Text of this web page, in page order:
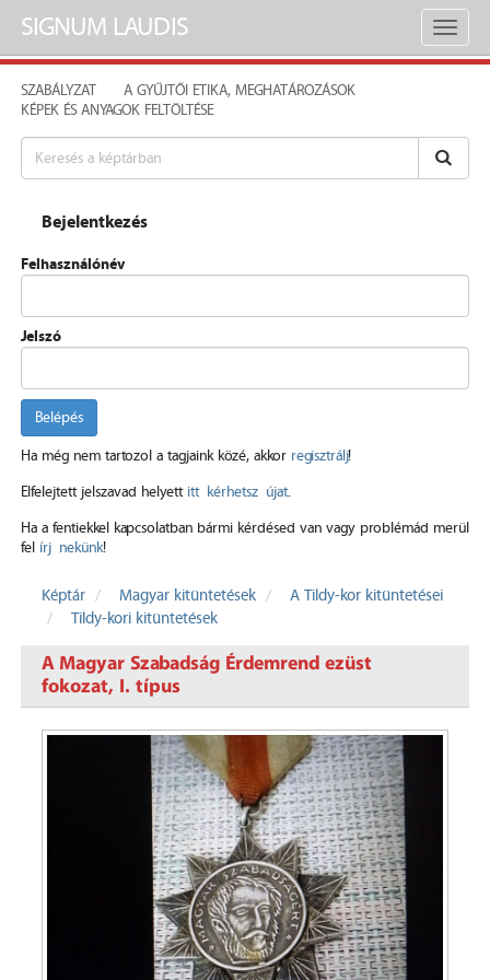
Toggle
SIGNUM LAUDIS
SZABÁLYZAT
A GYŰJTŐI ETIKA, MEGHATÁROZÁSOK
KÉPEK ÉS ANYAGOK FELTÖLTÉSE
Bejelentkezés
Felhasználónév
Jelszó
Belépés
Ha még nem tartozol a tagjaink közé, akkor regisztrálj!
Elfelejtett jelszavad helyett itt kérhetsz újat.
Ha a fentiekkel kapcsolatban bármi kérdésed van vagy problémád merül
fel írj nekünk!
Képtár Magyar kitüntetések
A Tildy-kor kitüntetései
Tildy-kori kitüntetések
A Magyar Szabadság Érdemrend ezüst
fokozat, I. típus